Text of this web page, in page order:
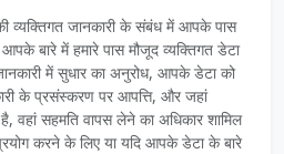
जानकारी के संबंध में आपके पास
बारे में हमारे पास मौजूद व्यक्तिगत डेटा
में सुधार का अनुरोध, आपके डेटा को
के प्रसंस्करण पर आपत्ति, और जहां
वहां सहमति वापस लेने का अधिकार शामिल
करने के लिए या यदि आपके डेटा के बारे